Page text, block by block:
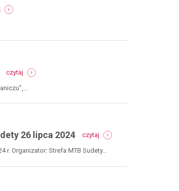
majówka
-
ruda,
maja
czytaj
majówka
-
ruda,
maja
-
26 lipca 2024 czytaj
trans
sudety
górski
r. Organizator: Strefa MTB Sudety...